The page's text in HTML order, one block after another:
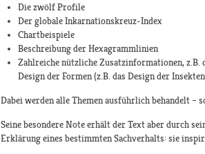
Die zwölf Profile
Der globale Inkarnationskreuz-Index
Chartbeispiele
Beschreibung der Hexagrammlinien
Zahlreiche nützliche Zusatzinformationen, z.B.
Design der Formen (z.B. das Design der
Dabei werden alle Themen ausführlich behandelt –
Seine besondere Note erhält der Text aber durch
Erklärung eines bestimmten Sachverhalts: sie